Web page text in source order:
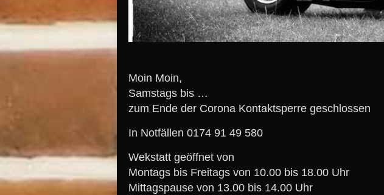
Moin Moin,
Samstags bis …
zum Ende der Corona Kontaktsperre geschlossen
In Notfällen 0174 91 49 580
Wekstatt geöffnet von
Montags bis Freitags von 10.00 bis 18.00 Uhr
Mittagspause von 13.00 bis 14.00 Uhr